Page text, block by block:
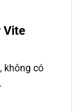
Vite
không có